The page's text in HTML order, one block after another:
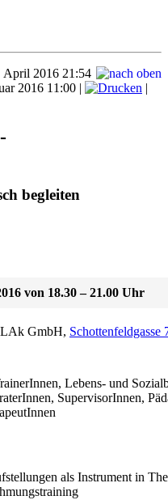
April 2016 21:54
2016 11:00 |
|
begleiten
von 18.30 – 21.00 Uhr
GmbH, Schottenfeldgasse
Lebens- und
SupervisorInnen,
als Instrument in